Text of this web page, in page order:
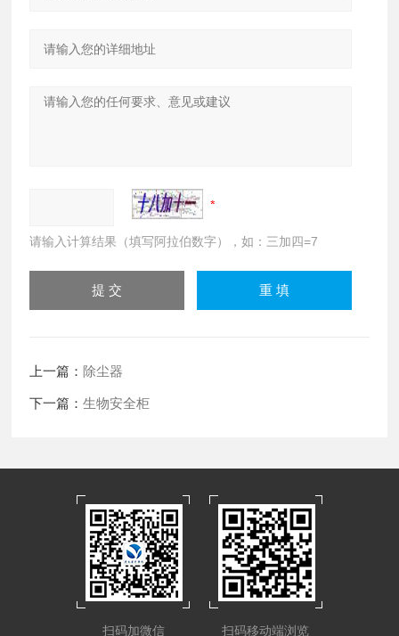
请输入计算结果（填写阿拉伯数字），如：三加四=7
上一篇： 除尘器
下一篇：生物安全柜
扫码加微信 扫码移动端浏览